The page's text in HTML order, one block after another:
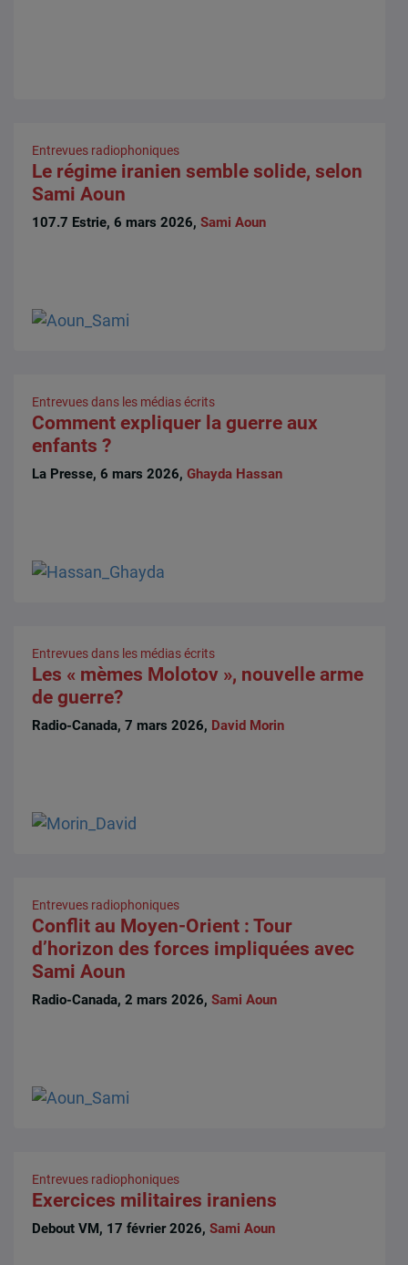
Entrevues radiophoniques
Le régime iranien semble solide, selon
Sami Aoun
107.7 Estrie, 6 mars 2026,Sami Aoun
Entrevues dans les médias écrits
Comment expliquer la guerre aux
enfants ?
La Presse, 6 mars 2026,Ghayda Hassan
Entrevues dans les médias écrits
Les « mèmes Molotov », nouvelle arme
de guerre?
Radio-Canada, 7 mars 2026, David Morin
Entrevues radiophoniques
Conflit au Moyen-Orient : Tour
d’horizon des forces impliquées avec
Sami Aoun
Radio-Canada, 2 mars 2026,Sami Aoun
Entrevues radiophoniques
Exercices militaires iraniens
Debout VM, 17 février 2026,Sami Aoun